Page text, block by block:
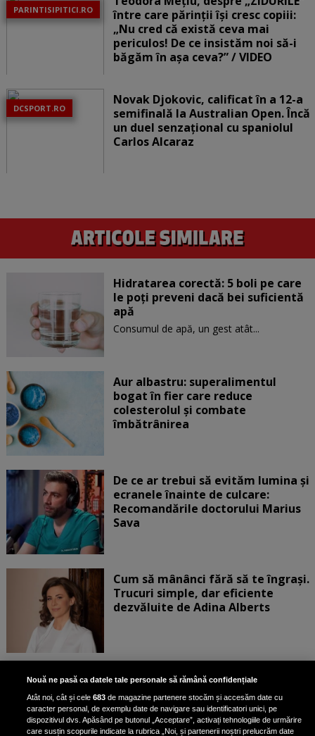
PARINTISIPITICI.RO
între care părinții își cresc copiii:
„Nu cred că există ceva mai
periculos! De ce insistăm noi să-i
băgăm în așa ceva?” / VIDEO
DCSPORT.RO
Novak Djokovic, calificat în a 12-a
semifinală la Australian Open. Încă
un duel senzațional cu spaniolul
Carlos Alcaraz
Hidratarea corectă: 5 boli pe care
le poți preveni dacă bei suficientă
apă
Consumul de apă, un gest atât...
Aur albastru: superalimentul
bogat în fier care reduce
colesterolul și combate
îmbătrânirea
De ce ar trebui să evităm lumina și
ecranele înainte de culcare:
Recomandările doctorului Marius
Sava
Cum să mânânci fără să te îngrași.
Trucuri simple, dar eficiente
dezvăluite de Adina Alberts
Exercițiul fizic poate reduce
mortalitatea în cazul a șase tipuri
de cancer, potrivit unui nou raport
Nouă ne pasă ca datele tale personale să rămână confidențiale
Atât noi, cât și cele683 de magazine partenere stocăm și accesăm date cu
caracter personal, de exemplu date de navigare sau identificatori unici, pe
dispozitivul dvs. Apăsând pe butonul „Acceptare”, activați tehnologiile de urmărire
care susțin scopurile indicate la rubrica „Noi, și partenerii noștri prelucrăm date